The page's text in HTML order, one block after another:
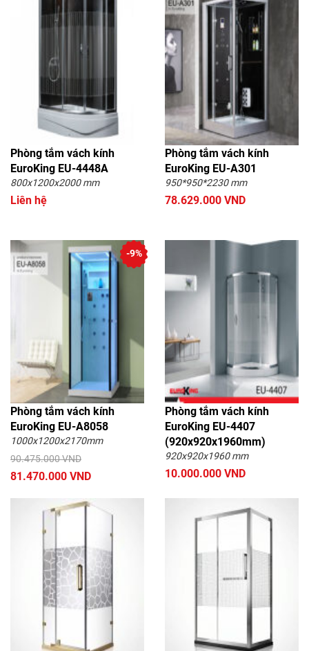
Phòng tắm vách kính
EuroKing EU-4448A
800x1200x2000 mm
Liên hệ
Phòng tắm vách kính
EuroKing EU-A301
950*950*2230 mm
78.629.000 VND
Phòng tắm vách kính
EuroKing EU-A8058
1000x1200x2170mm
90.475.000 VND
81.470.000 VND
-9%
Phòng tắm vách kính
EuroKing EU-4407
(920x920x1960mm)
920x920x1960 mm
10.000.000 VND